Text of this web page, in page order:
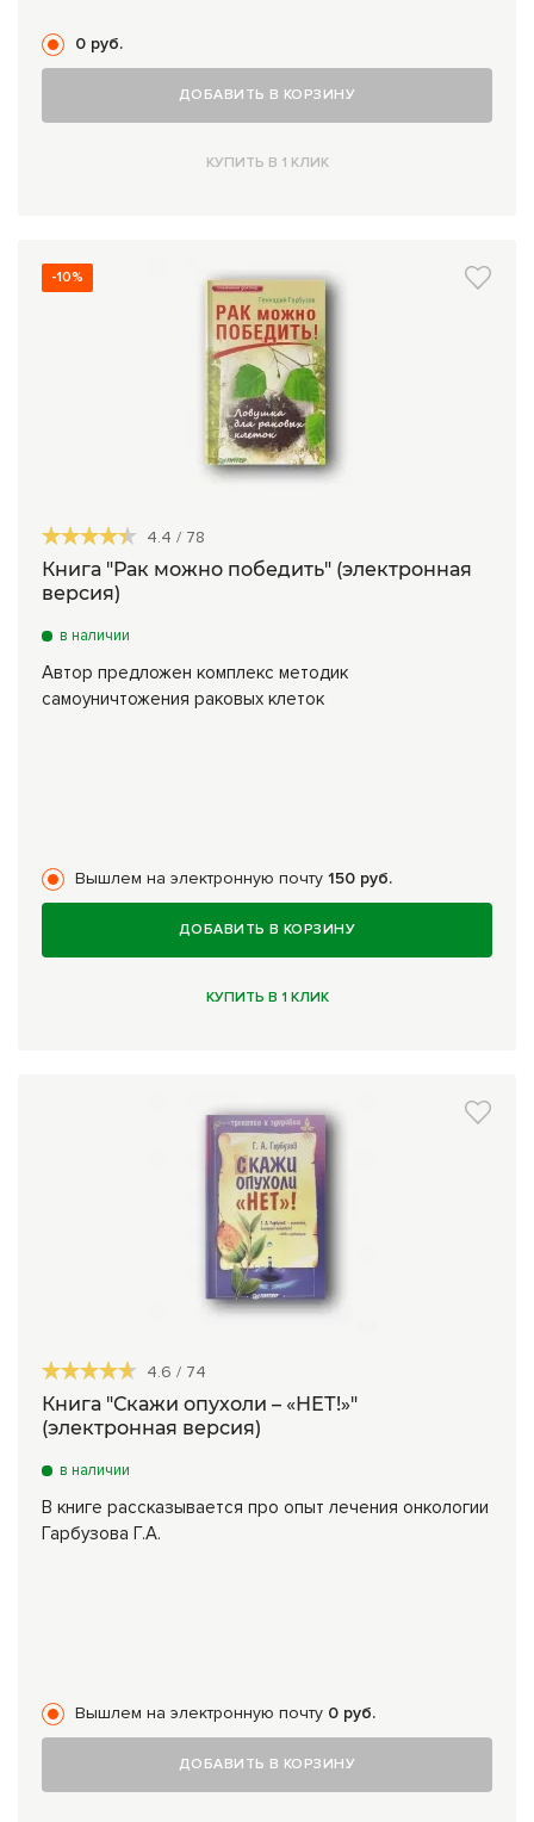
0 руб.
ДОБАВИТЬ В КОРЗИНУ
КУПИТЬ В 1 КЛИК
-10%
4.4 / 78
Книга "Рак можно победить" (электронная
версия)
в наличии
Автор предложен комплекс методик
самоуничтожения раковых клеток
Вышлем на электронную почту 150 руб.
ДОБАВИТЬ В КОРЗИНУ
КУПИТЬ В 1 КЛИК
4.6 / 74
Книга "Скажи опухоли – «НЕТ!»"
(электронная версия)
в наличии
В книге рассказывается про опыт лечения онкологии
Гарбузова Г.А.
Вышлем на электронную почту 0 руб.
ДОБАВИТЬ В КОРЗИНУ